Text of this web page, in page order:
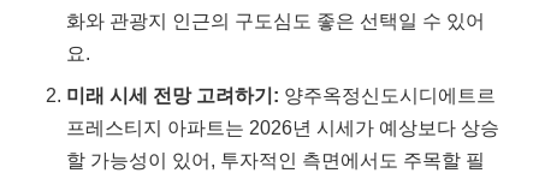
화와 관광지 인근의 구도심도 좋은 선택일 수 있어
요.
미래 시세 전망 고려하기: 양주옥정신도시디에트르
프레스티지 아파트는 2026년 시세가 예상보다 상승
할 가능성이 있어, 투자적인 측면에서도 주목할 필